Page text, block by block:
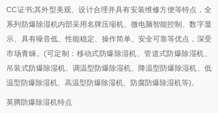
CC证书;其外型美观、设计合理并具有安装维修方便等特点，全
系列防爆除湿机内部采用名牌压缩机、微电脑智能控制、数字显
示、具有噪音低、性能稳定、操作简单、安全可靠等优点，深受
市场青睐。(可定制：移动式防爆除湿机、管道式防爆除湿机、
吊装式防爆除湿机、调温型防爆除湿机、降温型防爆除湿机、低
温型防爆除湿机、高温型防爆除湿机、防腐防爆除湿机等)。
英腾防爆除湿机特点